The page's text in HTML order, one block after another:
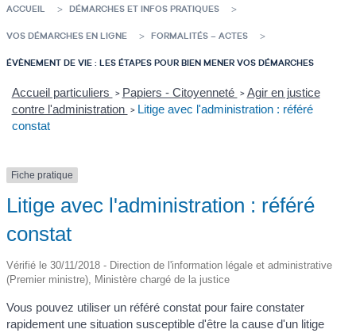
ACCUEIL DÉMARCHES ET INFOS PRATIQUES
VOS DÉMARCHES EN LIGNE FORMALITÉS – ACTES
ÉVÈNEMENT DE VIE : LES ÉTAPES POUR BIEN MENER VOS DÉMARCHES
Accueil particuliers > Papiers - Citoyenneté > Agir en justice
contre l'administration > Litige avec l'administration : référé
constat
Fiche pratique
Litige avec l'administration : référé
constat
Vérifié le 30/11/2018 - Direction de l'information légale et administrative
(Premier ministre), Ministère chargé de la justice
Vous pouvez utiliser un référé constat pour faire constater
rapidement une situation susceptible d'être la cause d'un litige